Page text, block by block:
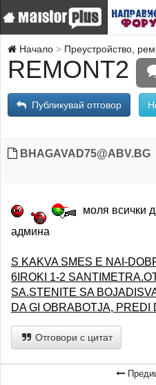
Начало Преустройство,
REMONT2
Публикувай отговор
BHAGAVAD75@ABV.BG
моля всички
админа
S KAKVA SMES E NAI-
6IROKI 1-2
SA.STENITE SA
DA GI OBRABOTJA, PREDI
Отговори с цитат